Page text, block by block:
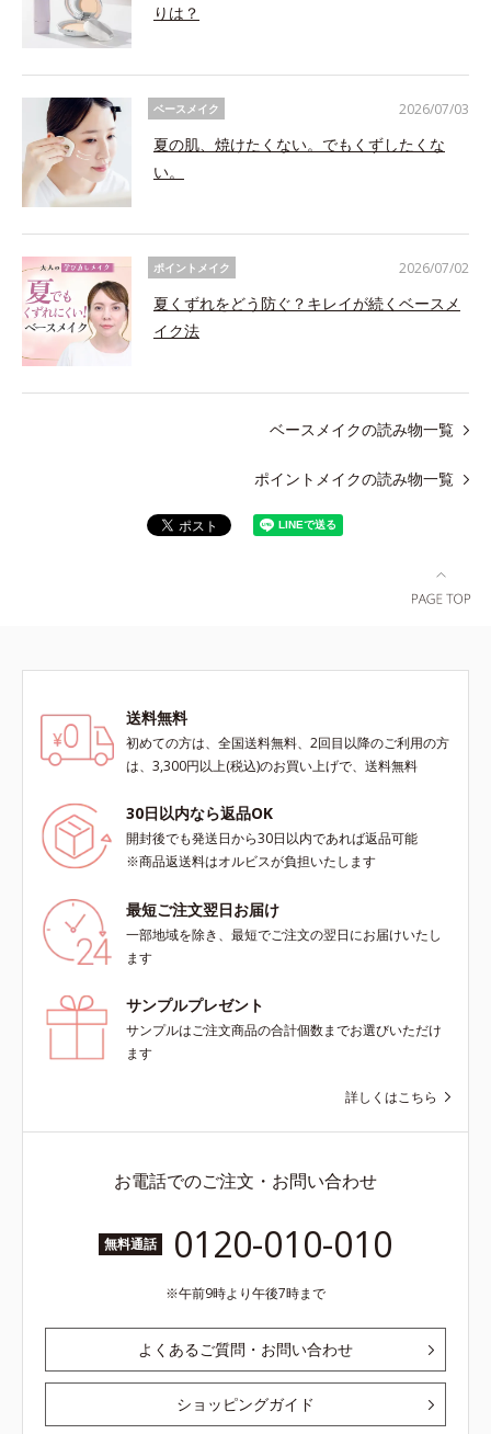
りは？
ベースメイク
夏の肌、焼けたくない。でもくずしたくな
い。
2026/07/03
ポイントメイク
夏くずれをどう防ぐ？キレイが続くベースメ
イク法
2026/07/02
ベースメイクの読み物一覧
ポイントメイクの読み物一覧
送料無料
初めての方は、全国送料無料、2回目以降のご利用の方
は、3,300円以上(税込)のお買い上げで、送料無料
30日以内なら返品OK
開封後でも発送日から30日以内であれば返品可能
※商品返送料はオルビスが負担いたします
最短ご注文翌日お届け
一部地域を除き、最短でご注文の翌日にお届けいたし
ます
サンプルプレゼント
サンプルはご注文商品の合計個数までお選びいただけ
ます
詳しくはこちら
お電話でのご注文・お問い合わせ
無料通話 0120-010-010
午前9時より午後7時まで
よくあるご質問・お問い合わせ
ショッピングガイド